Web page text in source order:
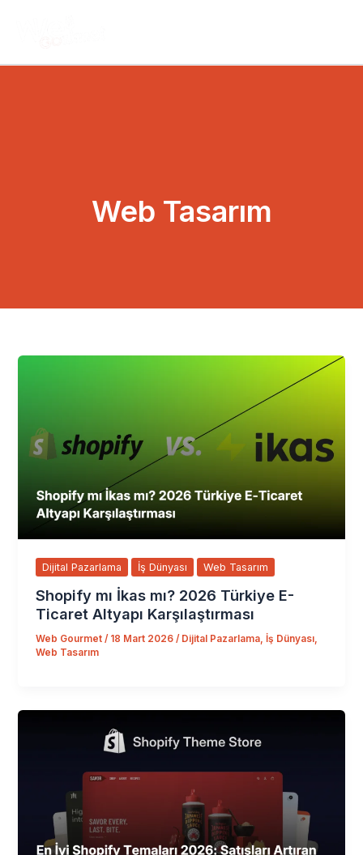
Web Tasarım
Dijital Pazarlama İş Dünyası Web Tasarım
Shopify mı İkas mı? 2026 Türkiye E-
Ticaret Altyapı Karşılaştırması
Web Gourmet/ 18 Mart 2026/ Dijital Pazarlama ,İş Dünyası
Web Tasarım